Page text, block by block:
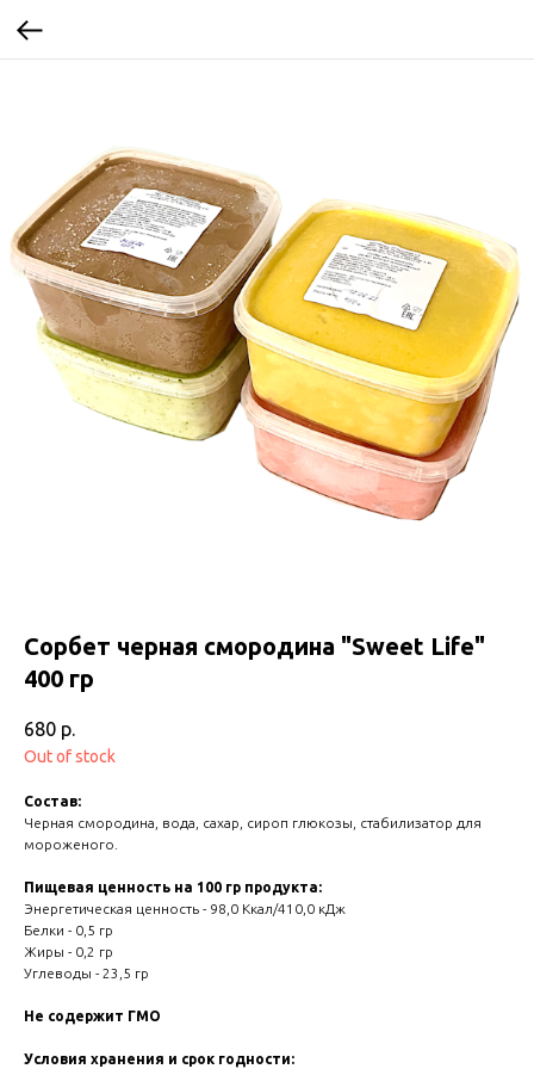
Сорбет черная смородина "Sweet Life"
400 гр
680 р.
Out of stock
Состав:
Черная смородина, вода, сахар, сироп глюкозы, стабилизатор для
мороженого.
Пищевая ценность на 100 гр продукта:
Энергетическая ценность - 98,0 Ккал/410,0 кДж
Белки - 0,5 гр
Жиры - 0,2 гр
Углеводы - 23,5 гр
Не содержит ГМО
Условия хранения и срок годности: